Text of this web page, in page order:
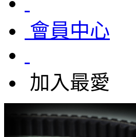
會員中心
加入最愛